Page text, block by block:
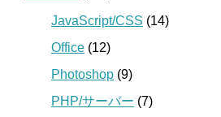
JavaScript/CSS (14)
Office (12)
Photoshop (9)
PHP/サーバー (7)